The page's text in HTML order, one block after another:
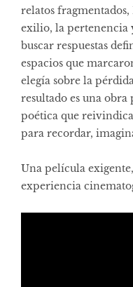
relatos fragmentados,
exilio, la pertenencia
buscar respuestas
espacios que
elegía sobre la
resultado es una
poética que
para recordar,
Una película
experiencia